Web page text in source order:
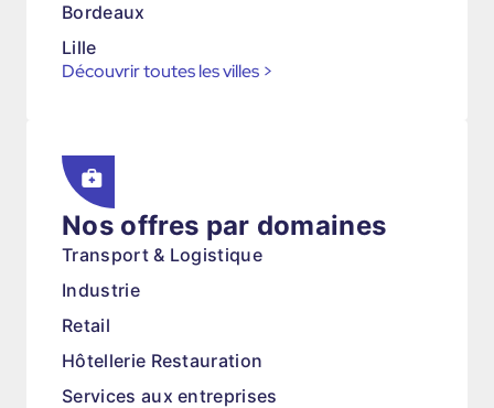
Bordeaux
Lille
Découvrir toutes les villes >
Nos offres par domaines
Transport & Logistique
Industrie
Retail
Hôtellerie Restauration
Services aux entreprises